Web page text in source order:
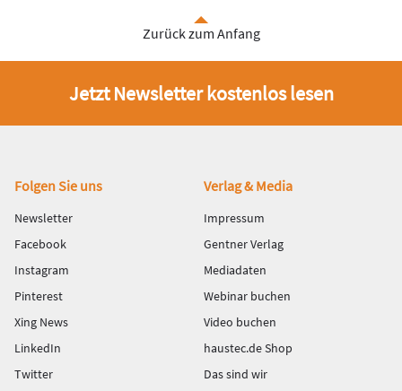
Zurück zum Anfang
Jetzt Newsletter kostenlos lesen
Fußbereich
Folgen Sie uns
Newsletter
Facebook
Instagram
Pinterest
Xing News
LinkedIn
Twitter
Verlag & Media
Impressum
Gentner Verlag
Mediadaten
Webinar buchen
Video buchen
haustec.de Shop
Das sind wir